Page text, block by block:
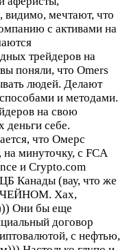
видимо, мечтают, что
с активами на
трейдеров на
поняли, что Omers
людей. Делают
и методами.
на свою
деньги себе.
что Омерс
минуточку, с FCA
и Crypto.com
Канады (вау, что же
Хах,
Они бы еще
договор
с нефтью,